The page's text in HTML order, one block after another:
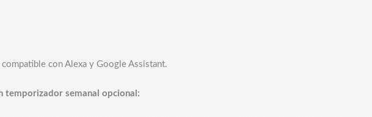
con Alexa y Google Assistant.
temporizador semanal opcional: